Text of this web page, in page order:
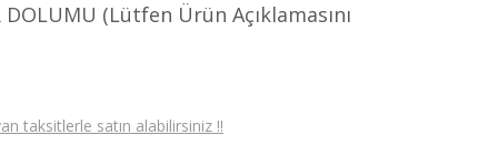
DOLUMU (Lütfen Ürün Açıklamasını
taksitlerle satın alabilirsiniz !!